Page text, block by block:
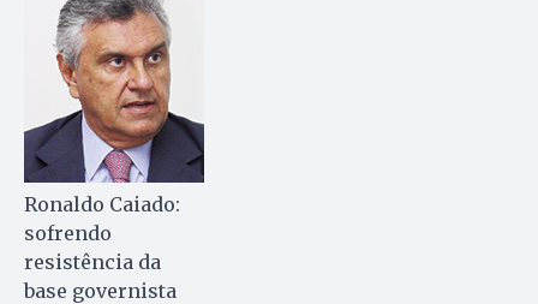
Ronaldo Caiado:
sofrendo
resistência da
base governista